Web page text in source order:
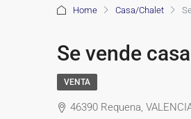
Home Casa/Chalet
Se vende
VENTA
46390 Requena,